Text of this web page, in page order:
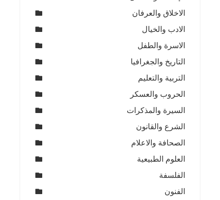
الاخلاق والعرفان
الادب والخيال
الاسرة والطفل
التاريخ والجغرافيا
التربية والتعليم
الحروب والعسكر
السيرة والمذكرات
الشرع والقانون
الصحافة والاعلام
العلوم الطبيعية
الفلسفة
الفنون